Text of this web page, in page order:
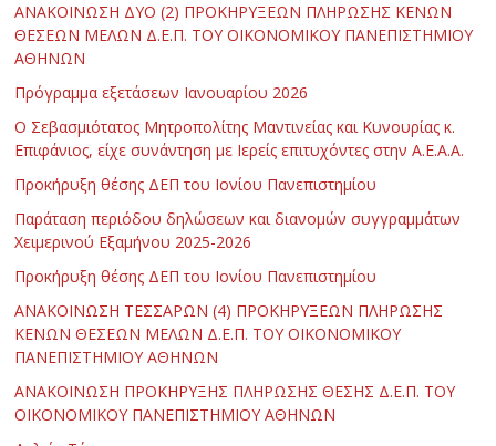
ΑΝΑΚΟΙΝΩΣΗ ΔΥΟ (2) ΠΡΟΚΗΡΥΞΕΩΝ ΠΛΗΡΩΣΗΣ ΚΕΝΩΝ
ΘΕΣΕΩΝ ΜΕΛΩΝ Δ.Ε.Π. ΤΟΥ ΟΙΚΟΝΟΜΙΚΟΥ ΠΑΝΕΠΙΣΤΗΜΙΟΥ
ΑΘΗΝΩΝ
Πρόγραμμα εξετάσεων Ιανουαρίου 2026
Ο Σεβασμιότατος Μητροπολίτης Μαντινείας και Κυνουρίας κ.
Επιφάνιος, είχε συνάντηση με Ιερείς επιτυχόντες στην Α.Ε.Α.Α.
Προκήρυξη θέσης ΔΕΠ του Ιονίου Πανεπιστημίου
Παράταση περιόδου δηλώσεων και διανομών συγγραμμάτων
Χειμερινού Εξαμήνου 2025-2026
Προκήρυξη θέσης ΔΕΠ του Ιονίου Πανεπιστημίου
ΑΝΑΚΟΙΝΩΣΗ ΤΕΣΣΑΡΩΝ (4) ΠΡΟΚΗΡΥΞΕΩΝ ΠΛΗΡΩΣΗΣ
ΚΕΝΩΝ ΘΕΣΕΩΝ ΜΕΛΩΝ Δ.Ε.Π. ΤΟΥ ΟΙΚΟΝΟΜΙΚΟΥ
ΠΑΝΕΠΙΣΤΗΜΙΟΥ ΑΘΗΝΩΝ
ΑΝΑΚΟΙΝΩΣΗ ΠΡΟΚΗΡΥΞΗΣ ΠΛΗΡΩΣΗΣ ΘΕΣΗΣ Δ.Ε.Π. ΤΟΥ
ΟΙΚΟΝΟΜΙΚΟΥ ΠΑΝΕΠΙΣΤΗΜΙΟΥ ΑΘΗΝΩΝ